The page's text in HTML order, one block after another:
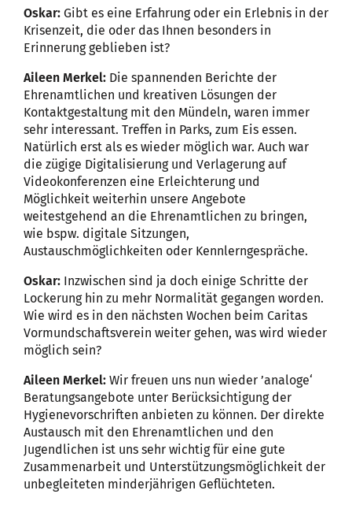
Oskar: Gibt es eine Erfahrung oder ein Erlebnis in der
Krisenzeit, die oder das Ihnen besonders in
Erinnerung geblieben ist?
Aileen Merkel: Die spannenden Berichte der
Ehrenamtlichen und kreativen Lösungen der
Kontaktgestaltung mit den Mündeln, waren immer
sehr interessant. Treffen in Parks, zum Eis essen.
Natürlich erst als es wieder möglich war. Auch war
die zügige Digitalisierung und Verlagerung auf
Videokonferenzen eine Erleichterung und
Möglichkeit weiterhin unsere Angebote
weitestgehend an die Ehrenamtlichen zu bringen,
wie bspw. digitale Sitzungen,
Austauschmöglichkeiten oder Kennlerngespräche.
Oskar: Inzwischen sind ja doch einige Schritte der
Lockerung hin zu mehr Normalität gegangen worden.
Wie wird es in den nächsten Wochen beim Caritas
Vormundschaftsverein weiter gehen, was wird wieder
möglich sein?
Aileen Merkel: Wir freuen uns nun wieder ’analoge‘
Beratungsangebote unter Berücksichtigung der
Hygienevorschriften anbieten zu können. Der direkte
Austausch mit den Ehrenamtlichen und den
Jugendlichen ist uns sehr wichtig für eine gute
Zusammenarbeit und Unterstützungsmöglichkeit der
unbegleiteten minderjährigen Geflüchteten.